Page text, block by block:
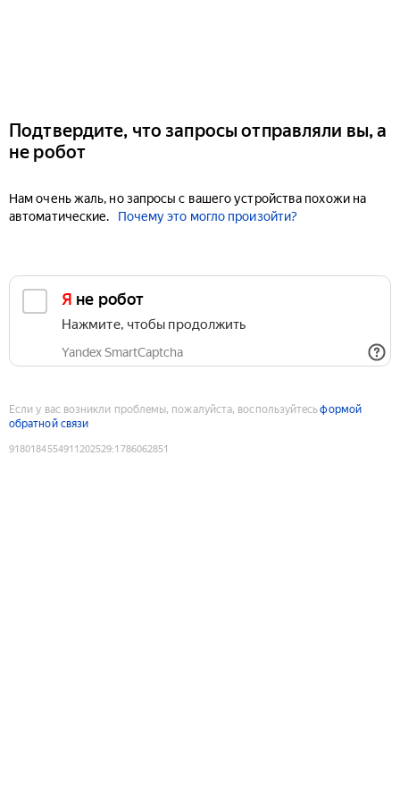
Подтвердите, что запросы отправляли вы, а
не робот
Нам очень жаль, но запросы с вашего устройства похожи на
автоматические.
Почему это могло произойти?
Я не робот
Нажмите, чтобы продолжить
Yandex SmartCaptcha
Если у вас возникли проблемы, пожалуйста, воспользуйтесьформой
обратной связи
9180184554911202529:1786062851